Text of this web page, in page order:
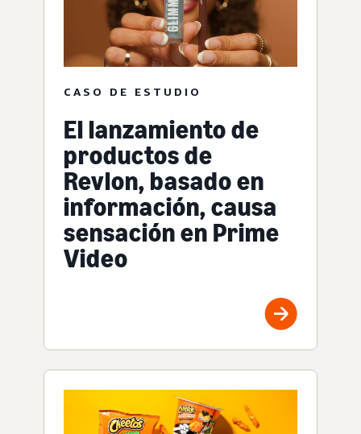
CASO DE ESTUDIO
El lanzamiento de
productos de
Revlon, basado en
información, causa
sensación en Prime
Video